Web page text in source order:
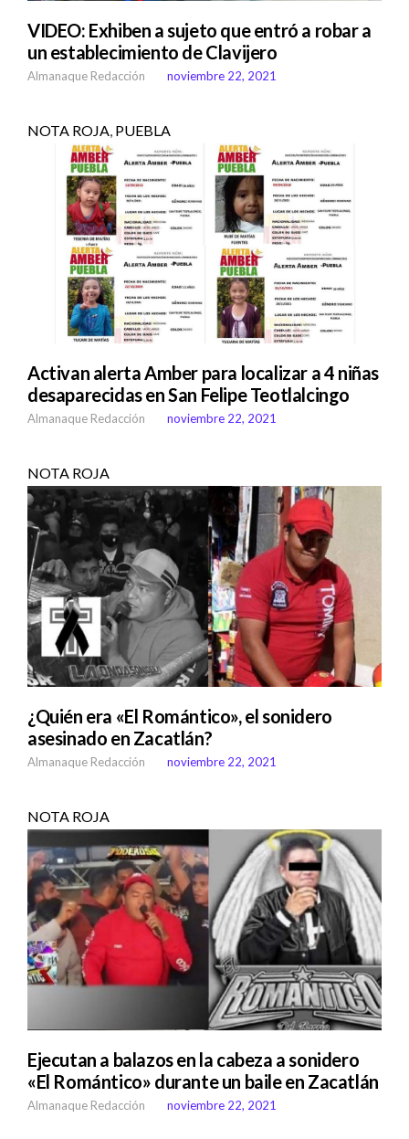
VIDEO: Exhiben a sujeto que entró a robar a
un establecimiento de Clavijero
Almanaque Redacción noviembre 22, 2021
NOTA ROJA PUEBLA
Activan alerta Amber para localizar a 4 niñas
desaparecidas en San Felipe Teotlalcingo
Almanaque Redacción noviembre 22, 2021
NOTA ROJA
¿Quién era «El Romántico», el sonidero
asesinado en Zacatlán?
Almanaque Redacción noviembre 22, 2021
NOTA ROJA
Ejecutan a balazos en la cabeza a sonidero
«El Romántico» durante un baile en Zacatlán
Almanaque Redacción noviembre 22, 2021